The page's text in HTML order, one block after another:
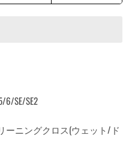
6/SE/SE2
ーニングクロス(ウェット/ド